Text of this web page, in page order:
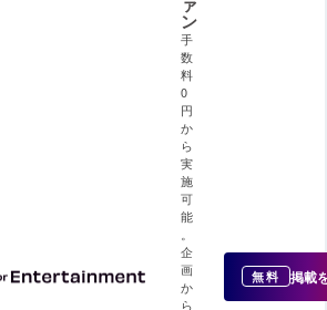
ン
手
数
料
0
円
か
ら
実
施
可
能
企
画
か
ら
無料 掲載